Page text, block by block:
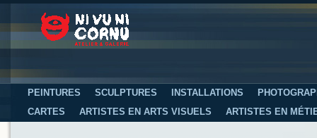
PEINTURES SCULPTURES INSTALLATIONS
CARTES
ARTISTES EN ARTS VISUELS ARTISTES EN